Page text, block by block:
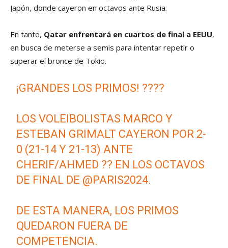
Japón, donde cayeron en octavos ante Rusia.
En tanto, Qatar enfrentará en cuartos de final a EEUU,
en busca de meterse a semis para intentar repetir o
superar el bronce de Tokio.
¡GRANDES LOS PRIMOS! ????
LOS VOLEIBOLISTAS MARCO Y
ESTEBAN GRIMALT CAYERON POR 2-
0 (21-14 Y 21-13) ANTE
CHERIF/AHMED ?? EN LOS OCTAVOS
DE FINAL DE @PARIS2024.
DE ESTA MANERA, LOS PRIMOS
QUEDARON FUERA DE
COMPETENCIA.